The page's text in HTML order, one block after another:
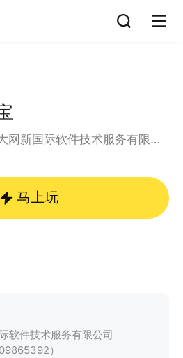
浙江浙大网新国际软件技术服务有限公司（913300007909865392）
马上玩
软件技术服务有限公司
）